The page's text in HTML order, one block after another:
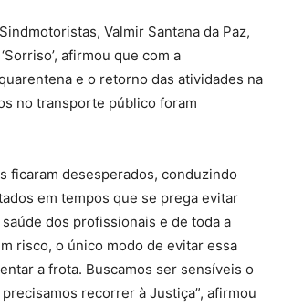
Valmir Santana da Paz,
afirmou que com a
e o retorno das atividades na
no transporte público foram
ficaram desesperados, conduzindo
em tempos que se prega evitar
dos profissionais e de toda a
risco, o único modo de evitar essa
a frota. Buscamos ser sensíveis o
recorrer à Justiça”, afirmou